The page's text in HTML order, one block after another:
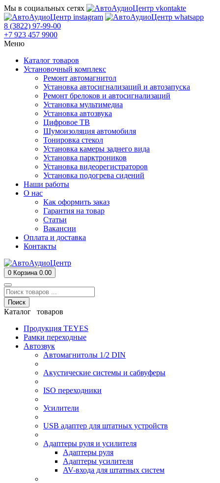
Мы в социальных сетях
8 (3822) 97-99-00
+7 923 457 9900
Меню
Каталог товаров
Установочный комплекс
Ремонт автомагнитол
Установка автосигнализаций и автозапуска
Ремонт брелоков и автосигнализаций
Установка мультимедиа
Установка автозвука
Цифровое ТВ
Шумоизоляция автомобиля
Тонировка стекол
Установка камеры заднего вида
Установка парктроников
Установка видеорегистраторов
Установка подогрева сидений
Наши работы
О нас
Как оформить заказ
Гарантия на товар
Статьи
Вакансии
Оплата и доставка
Контакты
0 Корзина 0.00
Поиск
Каталог товаров
Продукция TEYES
Рамки переходные
Автозвук
Автомагнитолы 1/2 DIN
Акустические системы и сабвуферы
ISO переходники
Усилители
USB адаптер для штатных устройств
Адаптеры руля и усилителя
Адаптеры руля
Адаптеры усилителя
AV-входа для штатных систем